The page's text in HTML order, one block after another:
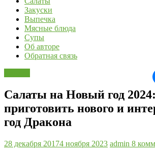
Закуски
Выпечка
Мясные блюда
Супы
Об авторе
Обратная связь
Салаты на Новый год
приготовить нового и
год Дракона
28 декабря 20174 ноября 2023 admin 8